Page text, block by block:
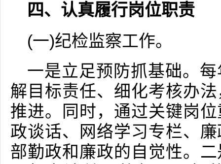
四、认真履行岗位职责
(一)纪检监察工作。
一是立足预防抓基础。
解目标责任、细化考核办
推进。同时，通过关键岗
政谈话、网络学习专栏、
部勤政和廉政的自觉性。